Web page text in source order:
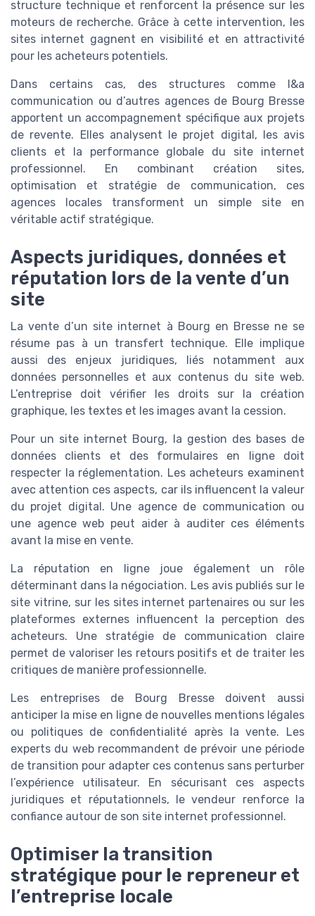
structure technique et renforcent la présence sur les
moteurs de recherche. Grâce à cette intervention, les
sites internet gagnent en visibilité et en attractivité
pour les acheteurs potentiels.
Dans certains cas, des structures comme l&a
communication ou d’autres agences de Bourg Bresse
apportent un accompagnement spécifique aux projets
de revente. Elles analysent le projet digital, les avis
clients et la performance globale du site internet
professionnel. En combinant création sites,
optimisation et stratégie de communication, ces
agences locales transforment un simple site en
véritable actif stratégique.
Aspects juridiques, données et
réputation lors de la vente d’un
site
La vente d’un site internet à Bourg en Bresse ne se
résume pas à un transfert technique. Elle implique
aussi des enjeux juridiques, liés notamment aux
données personnelles et aux contenus du site web.
L’entreprise doit vérifier les droits sur la création
graphique, les textes et les images avant la cession.
Pour un site internet Bourg, la gestion des bases de
données clients et des formulaires en ligne doit
respecter la réglementation. Les acheteurs examinent
avec attention ces aspects, car ils influencent la valeur
du projet digital. Une agence de communication ou
une agence web peut aider à auditer ces éléments
avant la mise en vente.
La réputation en ligne joue également un rôle
déterminant dans la négociation. Les avis publiés sur le
site vitrine, sur les sites internet partenaires ou sur les
plateformes externes influencent la perception des
acheteurs. Une stratégie de communication claire
permet de valoriser les retours positifs et de traiter les
critiques de manière professionnelle.
Les entreprises de Bourg Bresse doivent aussi
anticiper la mise en ligne de nouvelles mentions légales
ou politiques de confidentialité après la vente. Les
experts du web recommandent de prévoir une période
de transition pour adapter ces contenus sans perturber
l’expérience utilisateur. En sécurisant ces aspects
juridiques et réputationnels, le vendeur renforce la
confiance autour de son site internet professionnel.
Optimiser la transition
stratégique pour le repreneur et
l’entreprise locale